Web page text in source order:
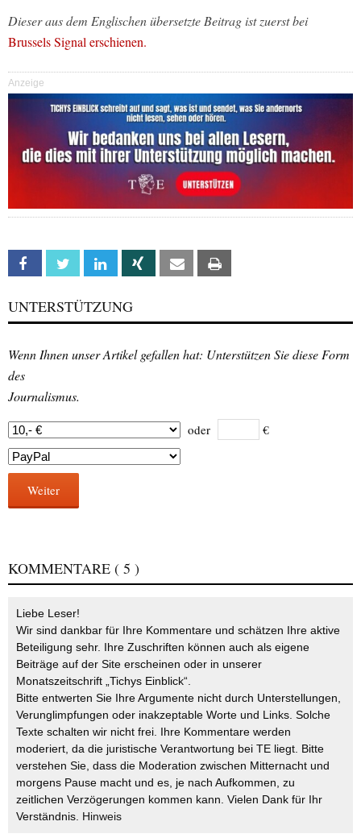
Dieser aus dem Englischen übersetzte Beitrag ist zuerst bei
Brussels Signal erschienen.
Anzeige
Facebook Twitter Linkedin Xing Email
UNTERSTÜTZUNG
Wenn Ihnen unser Artikel gefallen hat: Unterstützen Sie diese Form
des
Journalismus.
oder €
Weiter
KOMMENTARE ( 5 )
Liebe Leser!
Wir sind dankbar für Ihre Kommentare und schätzen Ihre aktive
Beteiligung sehr. Ihre Zuschriften können auch als eigene
Beiträge auf der Site erscheinen oder in unserer
Monatszeitschrift „Tichys Einblick“.
Bitte entwerten Sie Ihre Argumente nicht durch Unterstellungen,
Verunglimpfungen oder inakzeptable Worte und Links. Solche
Texte schalten wir nicht frei. Ihre Kommentare werden
moderiert, da die juristische Verantwortung bei TE liegt. Bitte
verstehen Sie, dass die Moderation zwischen Mitternacht und
morgens Pause macht und es, je nach Aufkommen, zu
zeitlichen Verzögerungen kommen kann. Vielen Dank für Ihr
Verständnis. Hinweis